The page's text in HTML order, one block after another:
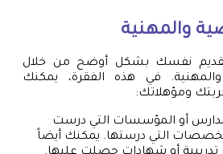
والمهنية
تقديم نفسك بشكل أوضح من خلال
في هذه الفقرة، يمكنك
ومؤهلاتك:
أو المؤسسات التي درست
التي درستها. يمكنك أيضاً